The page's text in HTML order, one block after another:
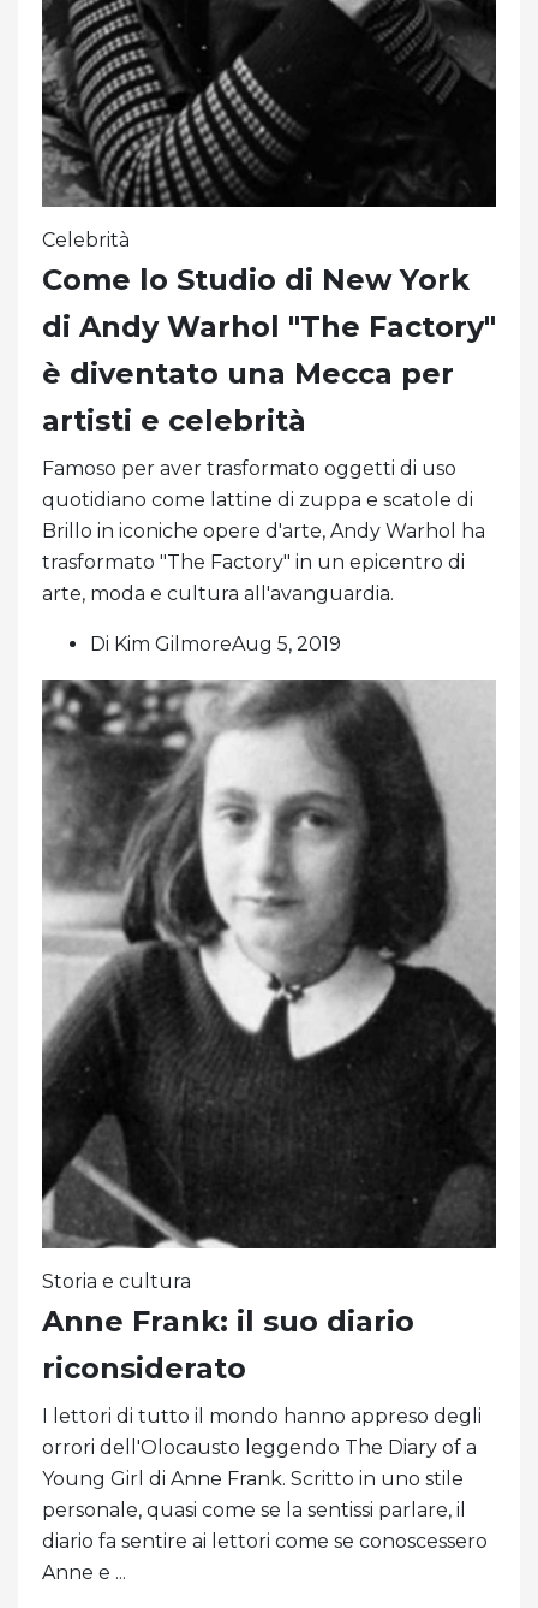
Celebrità
Come lo Studio di New York
di Andy Warhol "The Factory"
è diventato una Mecca per
artisti e celebrità
Famoso per aver trasformato oggetti di uso
quotidiano come lattine di zuppa e scatole di
Brillo in iconiche opere d'arte, Andy Warhol ha
trasformato "The Factory" in un epicentro di
arte, moda e cultura all'avanguardia.
Di Kim GilmoreAug 5, 2019
Storia e cultura
Anne Frank: il suo diario
riconsiderato
I lettori di tutto il mondo hanno appreso degli
orrori dell'Olocausto leggendo The Diary of a
Young Girl di Anne Frank. Scritto in uno stile
personale, quasi come se la sentissi parlare, il
diario fa sentire ai lettori come se conoscessero
Anne e ...